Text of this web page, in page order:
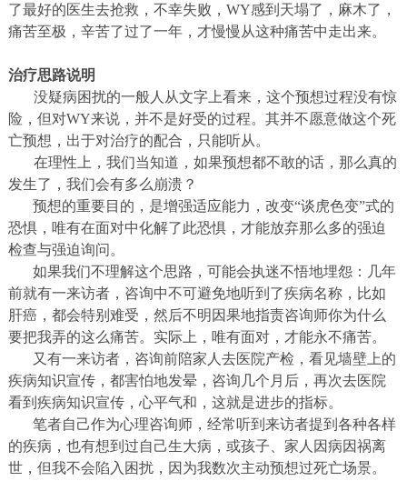
了最好的医生去抢救，不幸失败， WY感到天塌了，麻木了，
痛苦至极，辛苦了过了一年，才慢慢从这种痛苦中走出来。
治疗思路说明
没疑病困扰的一般人从文字上看来，这个预想过程没有惊
险，但对WY来说，并不是好受的过程。其并不愿意做这个死
亡预想，出于对治疗的配合，只能听从。
在理性上，我们当知道，如果预想都不敢的话，那么真的
发生了，我们会有多么崩溃？
预想的重要目的，是增强适应能力，改变“谈虎色变”式的
恐惧，唯有在面对中化解了此恐惧，才能放弃那么多的强迫
检查与强迫询问。
如果我们不理解这个思路，可能会执迷不悟地埋怨：几年
前就有一来访者，咨询中不可避免地听到了疾病名称，比如
肝癌，都会特别难受，然后不明因果地指责咨询师你为什么
要把我弄的这么痛苦。实际上，唯有面对，才能永不痛苦。
又有一来访者，咨询前陪家人去医院产检，看见墙壁上的
疾病知识宣传，都害怕地发晕，咨询几个月后，再次去医院
看到疾病知识宣传，心平气和，这就是进步的指标。
笔者自己作为心理咨询师，经常听到来访者提到各种各样
的疾病，也有想到过自己生大病，或孩子、家人因病因祸离
世，但我不会陷入困扰，因为我数次主动预想过死亡场景。